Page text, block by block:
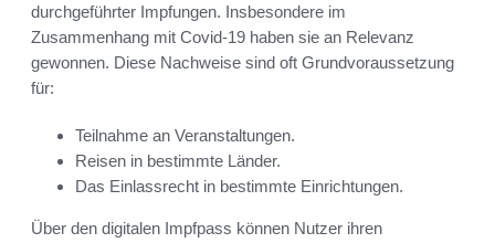
durchgeführter Impfungen. Insbesondere im
Zusammenhang mit Covid-19 haben sie an Relevanz
gewonnen. Diese Nachweise sind oft Grundvoraussetzung
für:
Teilnahme an Veranstaltungen.
Reisen in bestimmte Länder.
Das Einlassrecht in bestimmte Einrichtungen.
Über den digitalen Impfpass können Nutzer ihren